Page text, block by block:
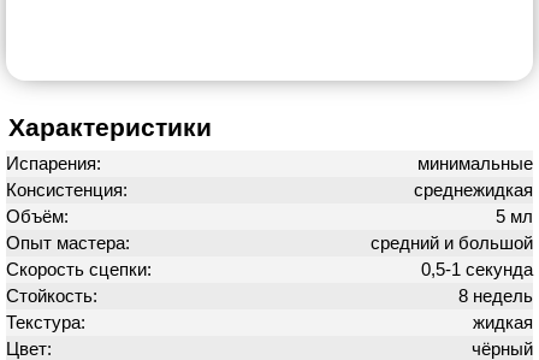
Характеристики
Испарения:
минимальные
Консистенция:
среднежидкая
Объём:
5 мл
Опыт мастера:
средний и большой
Скорость сцепки:
0,5-1 секунда
Стойкость:
8 недель
Текстура:
жидкая
Цвет:
чёрный